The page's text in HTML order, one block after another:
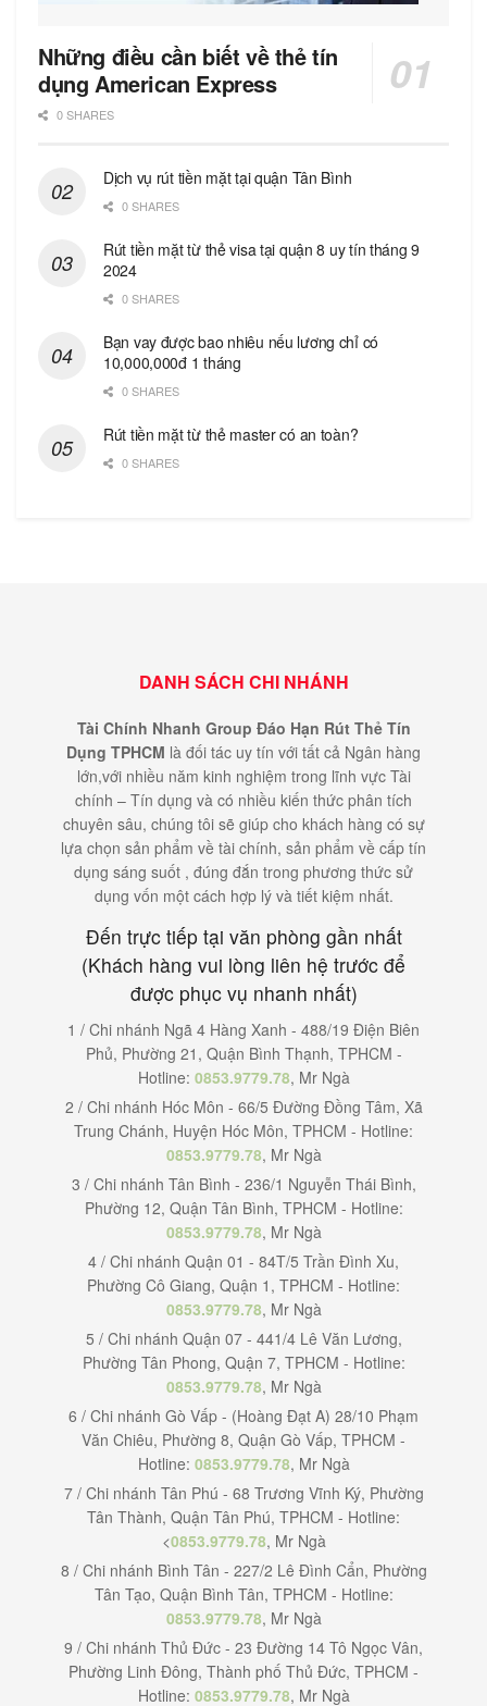
Những điều cần biết về thẻ tín
dụng American Express
0 SHARES
Dịch vụ rút tiền mặt tại quận Tân Bình
0 SHARES
Rút tiền mặt từ thẻ visa tại quận 8 uy tín tháng 9
2024
0 SHARES
Bạn vay được bao nhiêu nếu lương chỉ có
10,000,000đ 1 tháng
0 SHARES
Rút tiền mặt từ thẻ master có an toàn?
0 SHARES
DANH SÁCH CHI NHÁNH
Tài Chính Nhanh Group Đáo Hạn Rút Thẻ Tín
Dụng TPHCM là đối tác uy tín với tất cả Ngân hàng
lớn,với nhiều năm kinh nghiệm trong lĩnh vực Tài
chính – Tín dụng và có nhiều kiến thức phân tích
chuyên sâu, chúng tôi sẽ giúp cho khách hàng có sự
lựa chọn sản phẩm về tài chính, sản phẩm về cấp tín
dụng sáng suốt , đúng đắn trong phương thức sử
dụng vốn một cách hợp lý và tiết kiệm nhất.
Đến trực tiếp tại văn phòng gần nhất
(Khách hàng vui lòng liên hệ trước để
được phục vụ nhanh nhất)
1 / Chi nhánh Ngã 4 Hàng Xanh - 488/19 Điện Biên
Phủ, Phường 21, Quận Bình Thạnh, TPHCM -
Hotline: 0853.9779.78, Mr Ngà
2 / Chi nhánh Hóc Môn - 66/5 Đường Đồng Tâm, Xã
Trung Chánh, Huyện Hóc Môn, TPHCM - Hotline:
0853.9779.78, Mr Ngà
3 / Chi nhánh Tân Bình - 236/1 Nguyễn Thái Bình,
Phường 12, Quận Tân Bình, TPHCM - Hotline:
0853.9779.78, Mr Ngà
4 / Chi nhánh Quận 01 - 84T/5 Trần Đình Xu,
Phường Cô Giang, Quận 1, TPHCM - Hotline:
0853.9779.78, Mr Ngà
5 / Chi nhánh Quận 07 - 441/4 Lê Văn Lương,
Phường Tân Phong, Quận 7, TPHCM - Hotline:
0853.9779.78, Mr Ngà
6 / Chi nhánh Gò Vấp - (Hoàng Đạt A) 28/10 Phạm
Văn Chiêu, Phường 8, Quận Gò Vấp, TPHCM -
Hotline: 0853.9779.78, Mr Ngà
7 / Chi nhánh Tân Phú - 68 Trương Vĩnh Ký, Phường
Tân Thành, Quận Tân Phú, TPHCM - Hotline:
<0853.9779.78, Mr Ngà
8 / Chi nhánh Bình Tân - 227/2 Lê Đình Cẩn, Phường
Tân Tạo, Quận Bình Tân, TPHCM - Hotline:
0853.9779.78, Mr Ngà
9 / Chi nhánh Thủ Đức - 23 Đường 14 Tô Ngọc Vân,
Phường Linh Đông, Thành phố Thủ Đức, TPHCM -
Hotline: 0853.9779.78, Mr Ngà